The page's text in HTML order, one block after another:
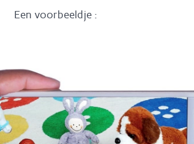
Een voorbeeldje :